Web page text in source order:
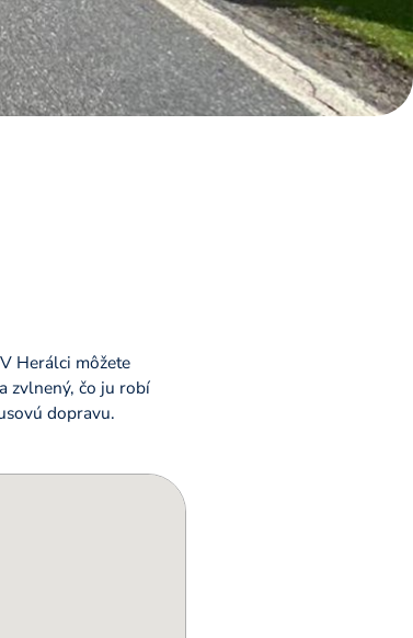
Herálci môžete
zvlnený, čo ju robí
dopravu.